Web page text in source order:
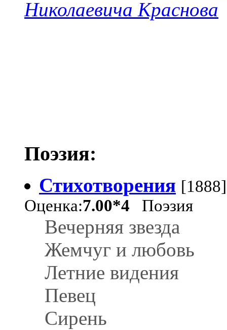
Николаевича Краснова
Поэзия:
Стихотворения [1888]
Оценка:7.00*4 Поэзия
Вечерняя звезда
Жемчуг и любовь
Летние видения
Певец
Сирень